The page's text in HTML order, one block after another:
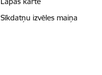
Sīkdatņu izvēles maiņa